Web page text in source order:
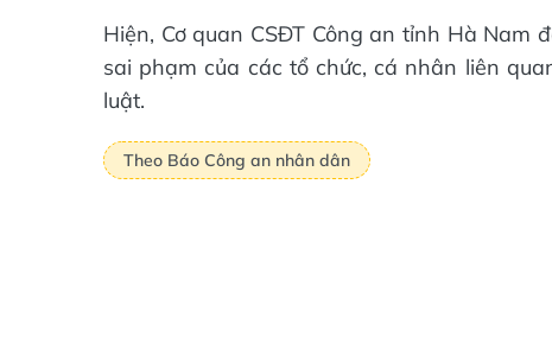
Hiện, Cơ quan CSĐT Công an tỉnh Hà Nam
sai phạm của các tổ chức, cá nhân liên
luật.
Theo Báo Công an nhân dân